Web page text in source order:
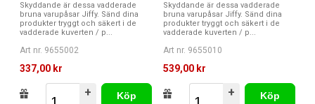
Skyddande är dessa vadderade
bruna varupåsar Jiffy. Sänd dina
produkter tryggt och säkert i de
vadderade kuverten / p...
Art nr. 9655002
337,00 kr
+
Köp
Skyddande är dessa vadderade
bruna varupåsar Jiffy. Sänd dina
produkter tryggt och säkert i de
vadderade kuverten / p...
Art nr. 9655010
539,00 kr
+
Köp